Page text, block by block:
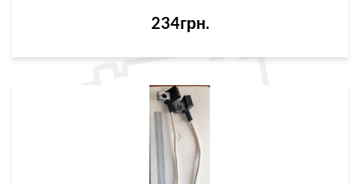
234грн.